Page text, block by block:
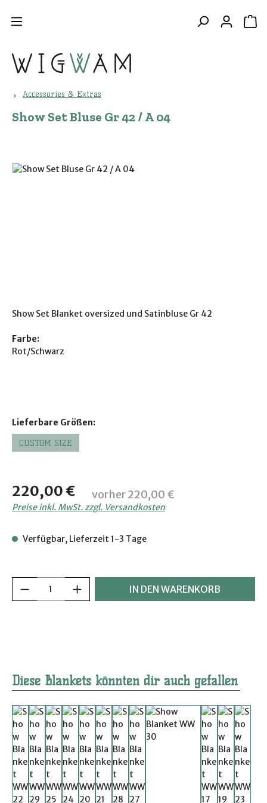
Accessories & Extras
Show Set Bluse Gr 42 / A 04
Bildergalerie überspringen
Show Set Blanket oversized und Satinbluse Gr 42
Farbe:
Rot/Schwarz
Regulärer Preis:
220,00 € vorher 220,00 €
Preise inkl. MwSt. zzgl. Versandkosten
Verfügbar, Lieferzeit 1-3 Tage
Lieferbare Größen:auswählen
CUSTOM SIZE
Produkt Anzahl: Gib den gewünschten
IN DEN WARENKORB
Produktgalerie überspringen
Diese Blankets könnten dir auch gefallen